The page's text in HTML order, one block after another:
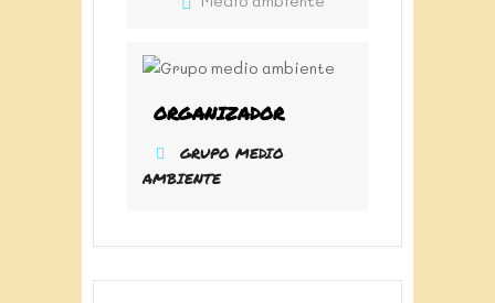
ORGANIZADOR
GRUPO MEDIO
AMBIENTE